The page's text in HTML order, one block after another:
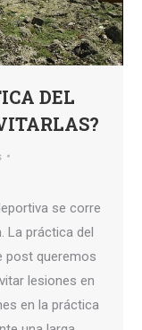
DEL
se corre
La práctica del
post queremos
lesiones en
en la práctica